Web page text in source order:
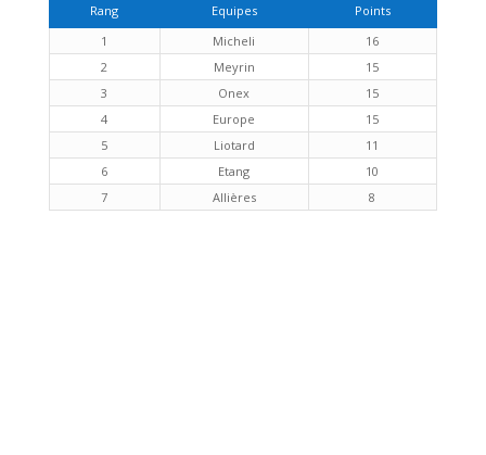
Rang Equipes
Points
1
Micheli
16
2
Meyrin
15
3
Onex
15
4
Europe
15
5
Liotard
11
6
Etang
10
7
Allières 8